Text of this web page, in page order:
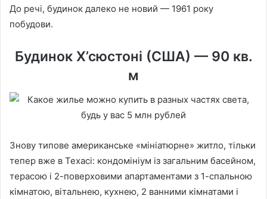
До речі, будинок далеко не новий — 1961 року
побудови.
Будинок Х’сюстоні (США) — 90 кв.
м
Знову типове американське «мініатюрне» житло, тільки
тепер вже в Техасі: кондомініум із загальним басейном,
терасою і 2-поверховими апартаментами з 1-спальною
кімнатою, вітальнею, кухнею, 2 ванними кімнатами і